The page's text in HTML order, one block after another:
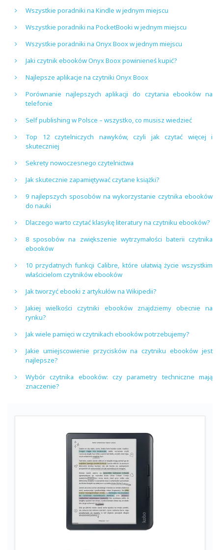
Wszystkie poradniki na Kindle w jednym miejscu
Wszystkie poradniki na PocketBooki w jednym miejscu
Wszystkie poradniki na Onyx Boox w jednym miejscu
Jaki czytnik ebooków Onyx Boox powinieneś kupić?
Najlepsze aplikacje na czytniki Onyx Boox
Porównanie najlepszych aplikacji do czytania ebooków na
telefonie
Self publishing w Polsce – wszystko, co musisz wiedzieć
Top 12 czytelniczych nawyków, czyli jak czytać więcej i
skuteczniej
Sekrety nowoczesnego czytelnictwa
Jak skutecznie zapamiętywać czytane książki?
9 najlepszych sposobów na wykorzystanie czytnika ebooków
do nauki
Dlaczego warto czytać klasykę literatury na czytniku ebooków?
8 sposobów na zwiększenie wytrzymałości baterii czytnika
ebooków
10 przydatnych funkcji Calibre, które ułatwią życie wszystkim
właścicielom czytników ebooków
Jak tworzyć ebooki z artykułów na Wikipedii?
Jakiej wielkości czytniki ebooków znajdziemy obecnie na
rynku?
Jak wiele pamięci w czytnikach ebooków potrzebujemy?
Jakie umiejscowienie przycisków na czytniku ebooków jest
najlepsze?
Wybór czytnika ebooków: czy parametry techniczne mają
znaczenie?